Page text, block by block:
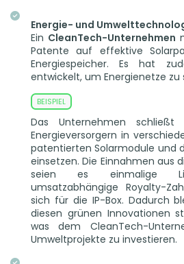
Energie- und
Ein CleanTech-Unternehmen
Patente auf effektive
Energiespeicher. Es hat
entwickelt, um Energienetze zu
Das Unternehmen schließt
Energieversorgern in
patentierten Solarmodule und
einsetzen. Die Einnahmen aus
seien es einmalige
umsatzabhängige Royalty-
sich für die IP-Box. Dadurch
diesen grünen Innovationen
was dem CleanTech-
Umweltprojekte zu investieren.